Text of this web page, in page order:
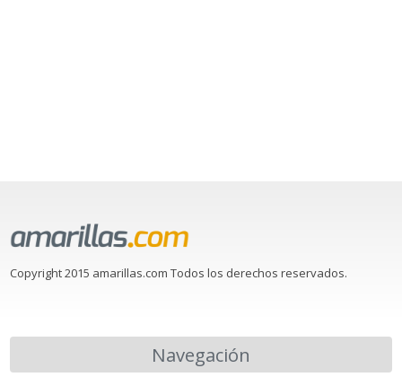
Copyright 2015 amarillas.com Todos los derechos reservados.
Navegación